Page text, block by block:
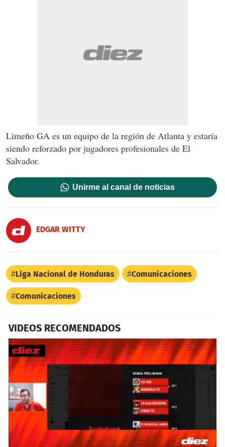
Limeño GA es un equipo de la región de Atlanta y estaría
siendo reforzado por jugadores profesionales de El
Salvador.
Unirme al canal de noticias
EDGAR WITTY
Liga Nacional de Honduras Comunicaciones
Comunicaciones
VIDEOS RECOMENDADOS